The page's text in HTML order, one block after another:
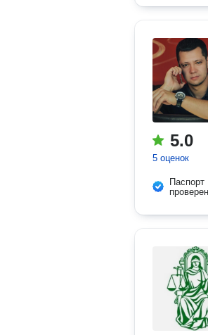
5.0
5 оценок
Паспорт
проверен